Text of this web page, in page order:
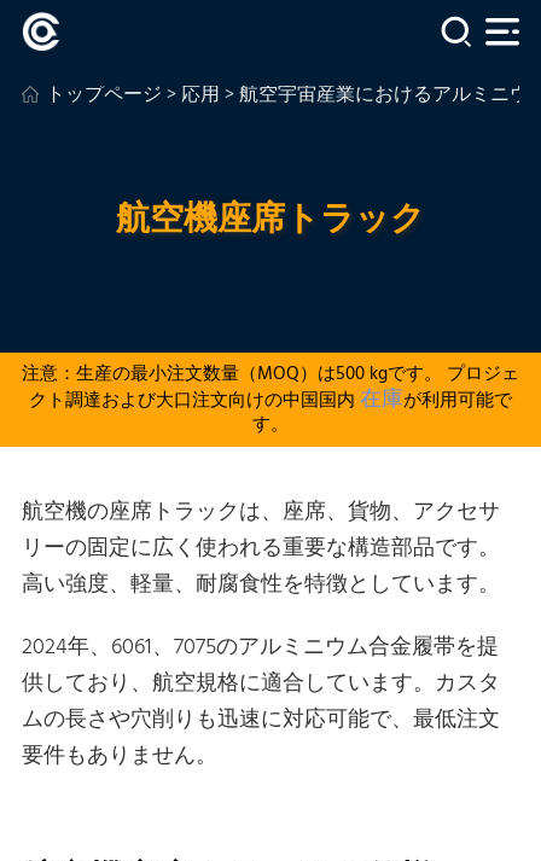
トップページ>応用>航空宇宙産業におけるアルミニウ
航空機座席トラック
注意：生産の最小注文数量（MOQ）は500 kgです。 プロジェ
クト調達および大口注文向けの中国国内 在庫が利用可能で
す。
航空機の座席トラックは、座席、貨物、アクセサ
リーの固定に広く使われる重要な構造部品です。
高い強度、軽量、耐腐食性を特徴としています。
2024年、6061、7075のアルミニウム合金履帯を提
供しており、航空規格に適合しています。カスタ
ムの長さや穴削りも迅速に対応可能で、最低注文
要件もありません。